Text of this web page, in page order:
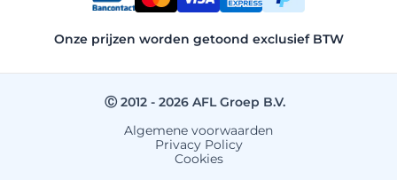
Onze prijzen worden getoond exclusief BTW
Ⓒ 2012 - 2026 AFL Groep B.V.
Algemene voorwaarden
Privacy Policy
Cookies